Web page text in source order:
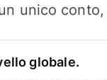
unico
globale.